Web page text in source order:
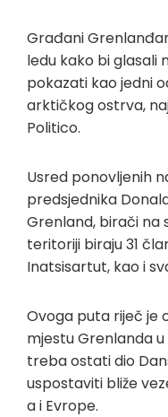
Građani
ledu kako bi glasali
pokazati kao jedni
arktičkog ostrva,
Politico.
Usred ponovljenih
predsjednika
Grenland, birači na
teritoriji biraju 31
Inatsisartut, kao i
Ovoga puta riječ je
mjestu Grenlanda u
treba ostati dio
uspostaviti bliže
a i Evrope.